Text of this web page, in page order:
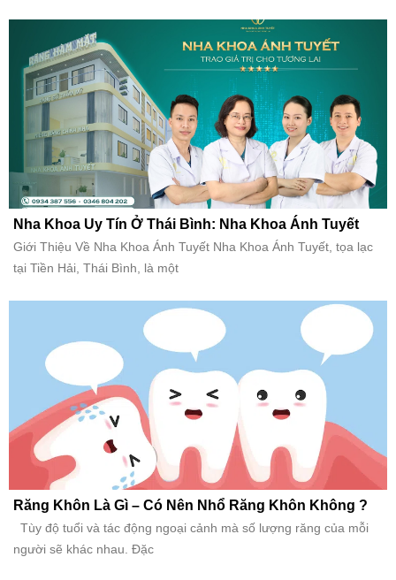
Nha Khoa Uy Tín Ở Thái Bình: Nha Khoa Ánh Tuyết
Giới Thiệu Về Nha Khoa Ánh Tuyết Nha Khoa Ánh Tuyết, tọa lạc
tại Tiền Hải, Thái Bình, là một
Răng Khôn Là Gì – Có Nên Nhổ Răng Khôn Không ?
Tùy độ tuổi và tác động ngoại cảnh mà số lượng răng của mỗi
người sẽ khác nhau. Đặc